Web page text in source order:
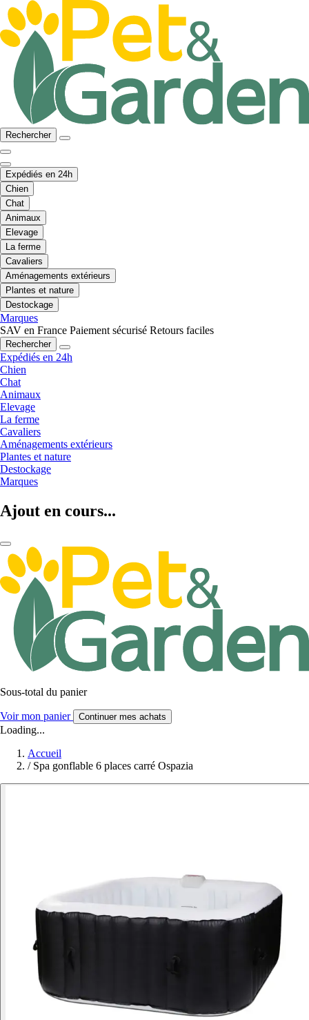
Rechercher
Expédiés en 24h
Chien
Chat
Animaux
Elevage
La ferme
Cavaliers
Aménagements extérieurs
Plantes et nature
Destockage
Marques
SAV en France Paiement sécurisé Retours faciles
Rechercher
Expédiés en 24h
Chien
Chat
Animaux
Elevage
La ferme
Cavaliers
Aménagements extérieurs
Plantes et nature
Destockage
Marques
Ajout en cours...
Sous-total du panier
Voir mon panier Continuer mes achats
Loading...
Accueil
/ Spa gonflable 6 places carré Ospazia